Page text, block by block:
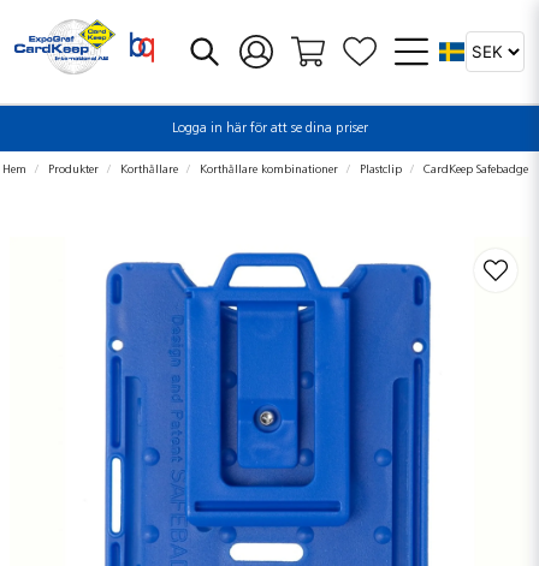
Logga in här för att se dina priser
Hem Produkter Korthållare Korthållare kombinationer Plastclip CardKeep Safebadge